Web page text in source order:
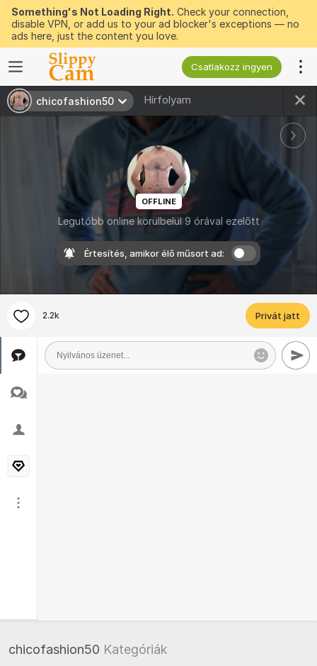
Something's Not Loading Right. Check your connection,
disable VPN, or add us to your ad blocker's exceptions — no
ads here, just the content you love.
Csatlakozz ingyen
chicofashion50 Hírfolyam
OFFLINE
Legutóbb online körülbelül 9 órával ezelőtt
Értesítés, amikor élő műsort ad:
2.2k Privát jatt
chicofashion50 Kategóriák